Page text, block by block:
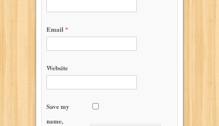
Email *
Website
Save my
name,